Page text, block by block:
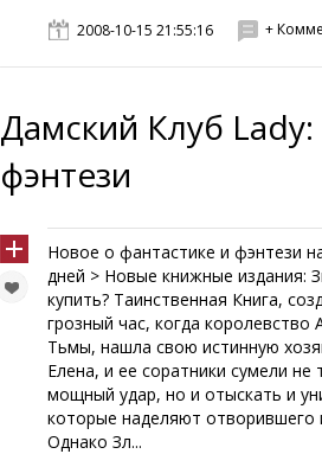
2008-10-15 21:55:16 +
Дамский Клуб
фэнтези
Новое о фантастике и фэнтези
дней > Новые книжные издания:
купить? Таинственная Книга,
грозный час, когда
Тьмы, нашла свою истинную
Елена, и ее соратники сумели
мощный удар, но и отыскать и
которые наделяют отворившего
Однако Зл...